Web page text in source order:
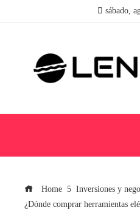
sábado,
Home
Inversiones y
¿Dónde comprar herramientas